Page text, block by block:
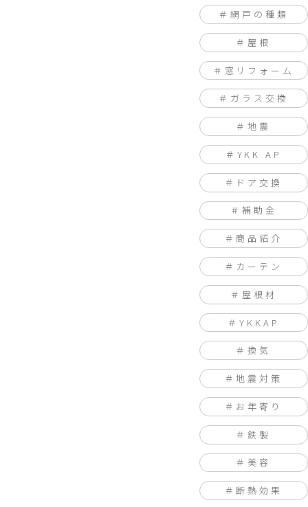
網戸の種類
屋根
窓リフォーム
ガラス交換
地震
YKK AP
ドア交換
補助金
商品紹介
カーテン
屋根材
YKKAP
換気
地震対策
お年寄り
鉄製
美容
断熱効果